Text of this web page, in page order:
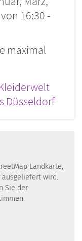
16:30 -
maximal
Düsseldorf
Landkarte,
wird.
Sie der